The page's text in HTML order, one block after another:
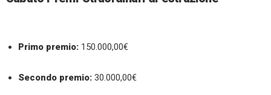
Primo premio: 150.000,00€
Secondo premio: 30.000,00€